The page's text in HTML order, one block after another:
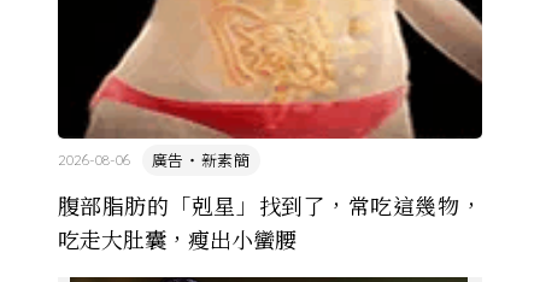
腹部脂肪的「剋星」找到了，常吃這幾物，
吃走大肚囊，瘦出小蠻腰
廣告・新素簡
2026-08-06